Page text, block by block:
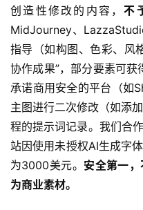
生
态
合
作
伙
伴
专
栏
创造性修改的内容，不
MidJourney、
指导（如构图、色彩、风
协作成果”，部分要素可
承诺商用安全的平台（如
主图进行二次修改（如添
程的提示词记录。我们合
站因使用未授权AI生成字
为3000美元。 安全第一
为商业素材。